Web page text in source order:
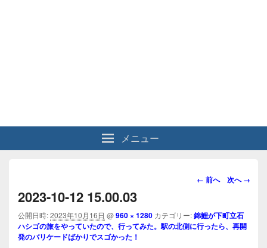
メニュー
画
ビ
ゲ
← 前へ 次へ →
2023-10-12 15.00.03
公開日時:2023年10月16日 @960 × 1280 カテゴリー:錦鯉が下町立石
ハシゴの旅をやっていたので、行ってみた。駅の北側に行ったら、再開
発のバリケードばかりでスゴかった！